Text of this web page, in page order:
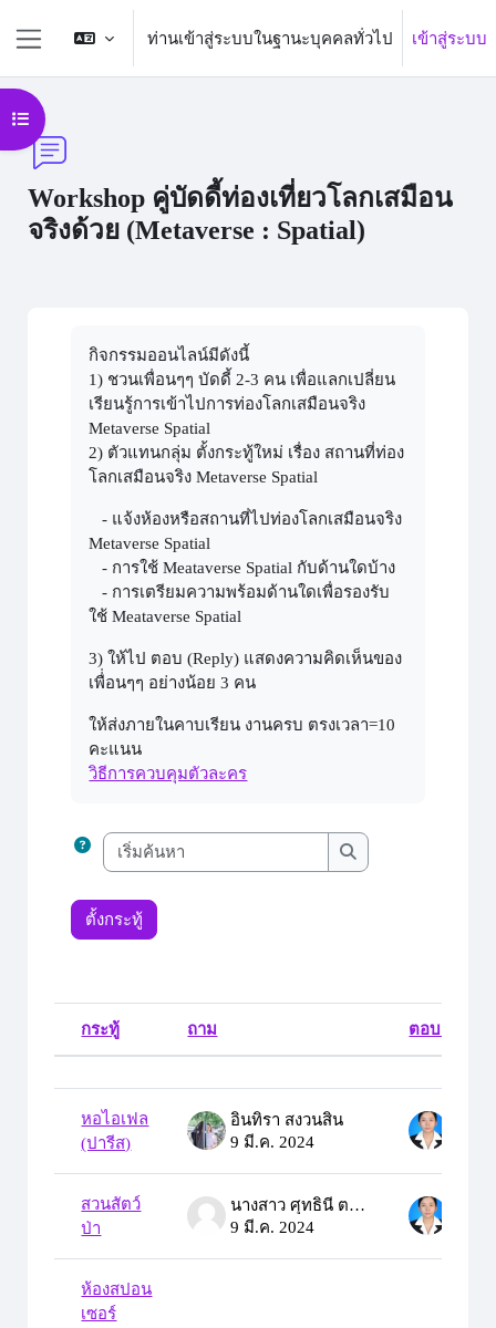
ข้ามไปที่เนื้อหาหลัก
ท่านเข้าสู่ระบบในฐานะบุคคลทั่วไป เข้าสู่ระบบ
Workshop คู่บัดดี้ท่องเที่ยวโลกเสมือน
จริงด้วย (Metaverse : Spatial)
Open course index
กิจกรรมออนไลน์มีดังนี้
1) ชวนเพื่อนๆๆ บัดดี้ 2-3 คน เพื่อแลกเปลี่ยน
เรียนรู้การเข้าไปการท่องโลกเสมือนจริง
Metaverse Spatial
2) ตัวแทนกลุ่ม ตั้งกระทู้ใหม่ เรื่อง สถานที่ท่อง
โลกเสมือนจริง Metaverse Spatial
- แจ้งห้องหรือสถานที่ไปท่องโลกเสมือนจริง
Metaverse Spatial
- การใช้ Meataverse Spatial กับด้านใดบ้าง
- การเตรียมความพร้อมด้านใดเพื่อรองรับ
ใช้ Meataverse Spatial
3) ให้ไป ตอบ (Reply) แสดงความคิดเห็นของ
เพื่่อนๆๆ อย่างน้อย 3 คน
ให้ส่งภายในคาบเรียน งานครบ ตรงเวลา=10
คะแนน
วิธีการควบคุมตัวละคร
เริ่มค้นหา
เริ่มค้นหา
ตั้งกระทู้
สถานะ
กระทู้ ถาม ตอบครั้งสุด
หอไอเฟล
(ปารีส)
อินทิรา สงวนสิน
9 มี.ค. 2024
สวนสัตว์
ป่า
นางสาว ศุทธินี ตลับทอง
9 มี.ค. 2024
ห้องสปอน
เซอร์